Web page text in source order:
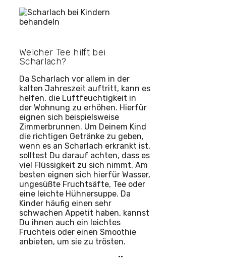
Welcher Tee hilft bei
Scharlach?
Da Scharlach vor allem in der
kalten Jahreszeit auftritt, kann es
helfen, die Luftfeuchtigkeit in
der Wohnung zu erhöhen. Hierfür
eignen sich beispielsweise
Zimmerbrunnen. Um Deinem Kind
die richtigen Getränke zu geben,
wenn es an Scharlach erkrankt ist,
solltest Du darauf achten, dass es
viel Flüssigkeit zu sich nimmt. Am
besten eignen sich hierfür Wasser,
ungesüßte Fruchtsäfte, Tee oder
eine leichte Hühnersuppe. Da
Kinder häufig einen sehr
schwachen Appetit haben, kannst
Du ihnen auch ein leichtes
Fruchteis oder einen Smoothie
anbieten, um sie zu trösten.